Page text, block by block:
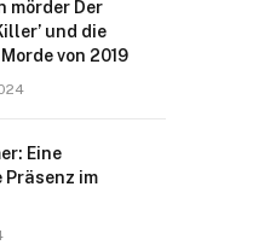
mörder Der
und die
von 2019
Eine
Präsenz im